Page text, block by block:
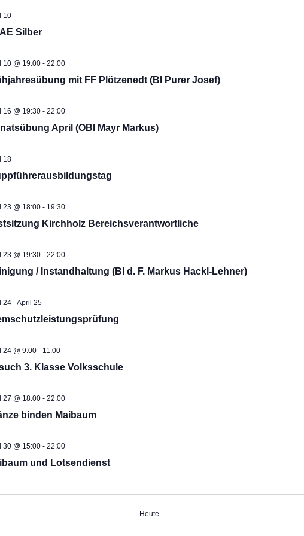
Silber
10
mit FF Plötzenedt (BI Purer Josef)
10 @ 19:00- 22:00
April (OBI Mayr Markus)
16 @ 19:30- 22:00
18
Kirchholz Bereichsverantwortliche
23 @ 18:00- 19:30
/ Instandhaltung (BI d. F. Markus Hackl-Lehner)
23 @ 19:30- 22:00
24-April 25
3. Klasse Volksschule
24 @ 9:00- 11:00
binden Maibaum
27 @ 18:00- 22:00
und Lotsendienst
30 @ 15:00- 22:00
Heute